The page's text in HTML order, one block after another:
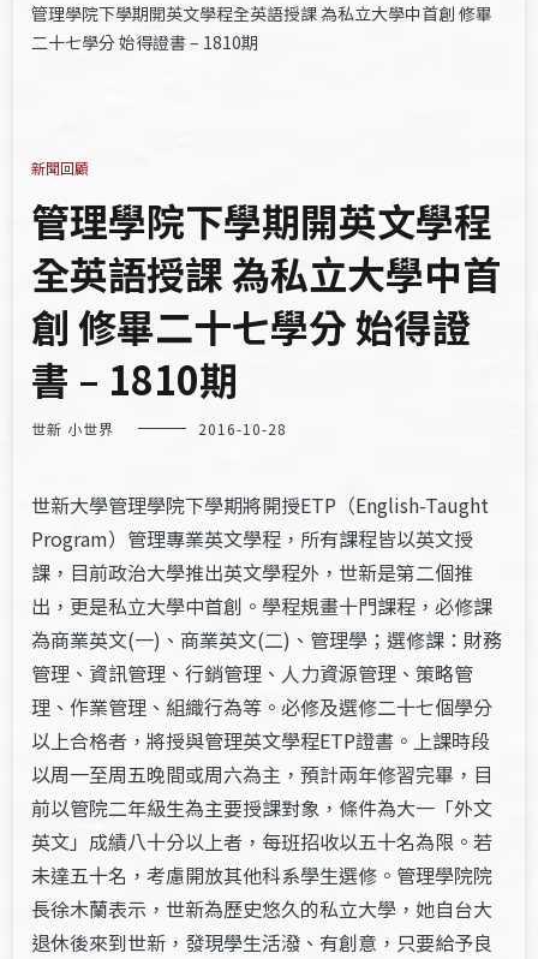
管理學院下學期開英文學程全英語授課 為私立大學中首創 修畢
二十七學分 始得證書 – 1810期
新聞回顧
管理學院下學期開英文學程
全英語授課 為私立大學中首
創 修畢二十七學分 始得證
書 – 1810期
世新 小世界 2016-10-28
世新大學管理學院下學期將開授ETP（English-Taught
Program）管理專業英文學程，所有課程皆以英文授
課，目前政治大學推出英文學程外，世新是第二個推
出，更是私立大學中首創。學程規畫十門課程，必修課
為商業英文(一)、商業英文(二)、管理學；選修課：財務
管理、資訊管理、行銷管理、人力資源管理、策略管
理、作業管理、組織行為等。必修及選修二十七個學分
以上合格者，將授與管理英文學程ETP證書。上課時段
以周一至周五晚間或周六為主，預計兩年修習完畢，目
前以管院二年級生為主要授課對象，條件為大一「外文
英文」成績八十分以上者，每班招收以五十名為限。若
未達五十名，考慮開放其他科系學生選修。管理學院院
長徐木蘭表示，世新為歷史悠久的私立大學，她自台大
退休後來到世新，發現學生活潑、有創意，只要給予良